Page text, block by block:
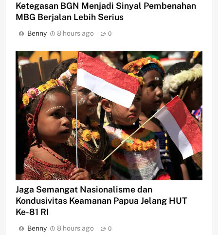
Ketegasan BGN Menjadi Sinyal Pembenahan
MBG Berjalan Lebih Serius
Benny 8 hours ago 0
Jaga Semangat Nasionalisme dan
Kondusivitas Keamanan Papua Jelang HUT
Ke-81 RI
Benny 8 hours ago 0